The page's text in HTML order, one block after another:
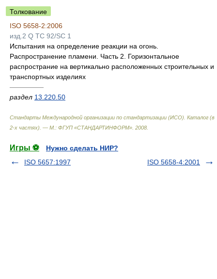
Толкование
ISO 5658-2:2006
изд.2 Q TC 92/SC 1
Испытания на определение реакции на огонь.
Распространение пламени. Часть 2. Горизонтальное
распространие на вертикально расположенных строительных и
транспортных изделиях
—————
раздел 13.220.50
Стандарты Международной организации по стандартизации (ИСО). Каталог (в
2-х частях). — М.: ФГУП «СТАНДАРТИНФОРМ» 2008
Игры ⚽
Нужно сделать НИР?
ISO 5657:1997
ISO 5658-4:2001